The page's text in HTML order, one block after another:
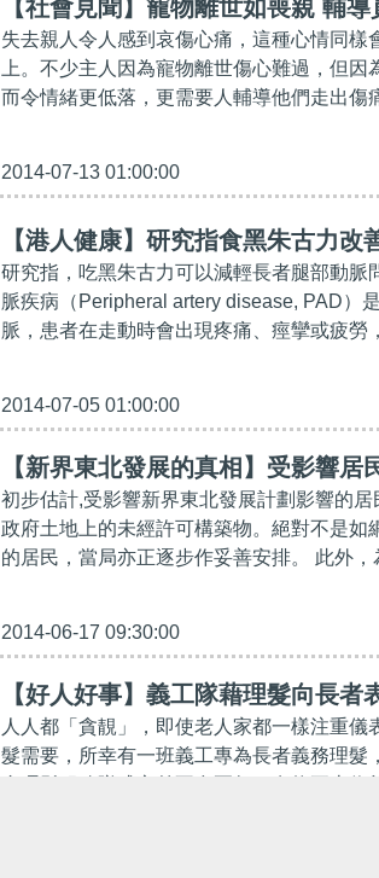
【社會見聞】寵物離世如喪親 輔
失去親人令人感到哀傷心痛，這種心情同樣
上。不少主人因為寵物離世傷心難過，但
而令情緒更低落，更需要人輔導他們走出傷
2014-07-13 01:00:00
【港人健康】研究指食黑朱古力改
研究指，吃黑朱古力可以減輕長者腿部動脈
脈疾病（Peripheral artery disease, PAD）
脈，患者在走動時會出現疼痛、痙攣或疲勞
2014-07-05 01:00:00
【新界東北發展的真相】受影響居
初步估計,受影響新界東北發展計劃影響的
政府土地上的未經許可構築物。絕對不是如
的居民，當局亦正逐步作妥善安排。 此外
2014-06-17 09:30:00
【好人好事】義工隊藉理髮向長者
人人都「貪靚」，即使老人家都一樣注重
髮需要，所幸有一班義工專為長者義務理髮